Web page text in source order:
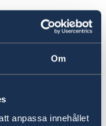
Om
anpassa innehållet
2023
of